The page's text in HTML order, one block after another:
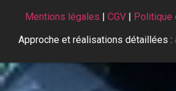
Mentions légales | CGV | Politique
Approche et réalisations détaillées :